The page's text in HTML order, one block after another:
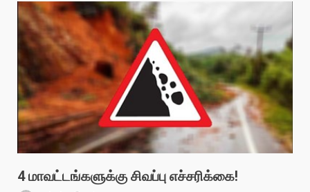
4 மாவட்டங்களுக்கு சிவப்பு எச்சரிக்கை!